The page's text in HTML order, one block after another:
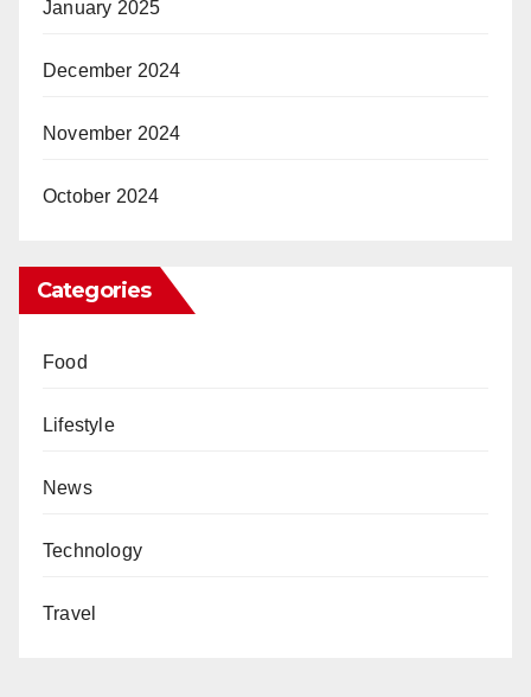
January 2025
December 2024
November 2024
October 2024
Categories
Food
Lifestyle
News
Technology
Travel